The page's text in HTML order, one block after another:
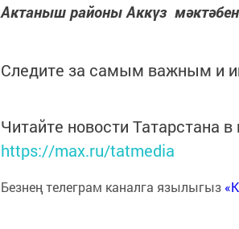
Актаныш районы Аккүз
Следите за самым важным и
Читайте новости Татарстана
https://max.ru/tatmedia
Безнең телеграм каналга язылыгыз